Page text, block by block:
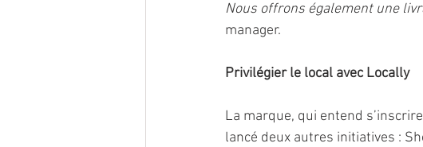
Nous offrons également une
manager.
Privilégier le local avec Locally
La marque, qui entend
lancé deux autres initiatives :